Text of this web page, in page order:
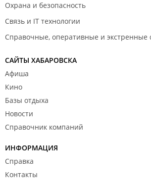
Охрана и безопасность
Связь и IT технологии
Справочные, оперативные и экстренные
САЙТЫ ХАБАРОВСКА
Афиша
Кино
Базы отдыха
Новости
Справочник компаний
ИНФОРМАЦИЯ
Справка
Контакты